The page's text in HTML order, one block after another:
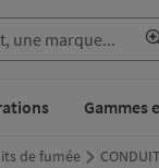
Gammes
de fumée